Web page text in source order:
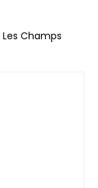
Les Champs